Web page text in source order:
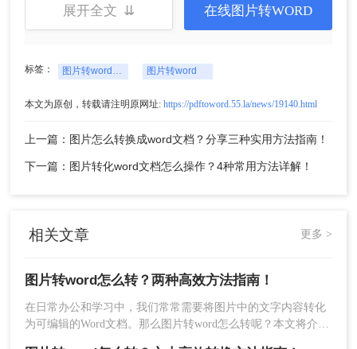
5、转换完成，点击立即下载就可以了。
高OCR的识别精度。
方法二：使用桌面OCR软件
提供更强大的OCR功能和更高的识别精度，支持批
量处理和自定义设置，适合处理大量图片或复杂图
的布局和字体。支持批量处理，效率更高。
缺点：
需要下载安装软件，可能占用系统资
展开全文 ⇊ 在线图片转WORD
标签： 图片转word怎么转 图片转word
本文为原创，转载请注明原网址: https://pdftoword.55.la/news/19140.html
上一篇：图片怎么转换成word文档？分享三种实用方法指南！
下一篇：图片转化word文档怎么操作？4种常用方法详解！
相关文章 更多 >
图片转word怎么转？两种高效方法指南！
在日常办公和学习中，我们常常需要将图片中的文字内容转化
为可编辑的Word文档。那么图片转word怎么转呢？本文将介绍